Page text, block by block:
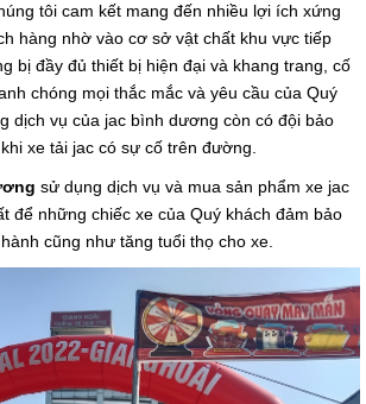
tôi cam kết mang đến nhiều lợi ích xứng
hàng nhờ vào cơ sở vật chất khu vực tiếp
bị đầy đủ thiết bị hiện đại và khang trang, cố
chóng mọi thắc mắc và yêu cầu của Quý
dịch vụ của jac bình dương còn có đội bảo
xe tải jac có sự cố trên đường.
sử dụng dịch vụ và mua sản phẩm xe jac
để những chiếc xe của Quý khách đảm bảo
cũng như tăng tuổi thọ cho xe.